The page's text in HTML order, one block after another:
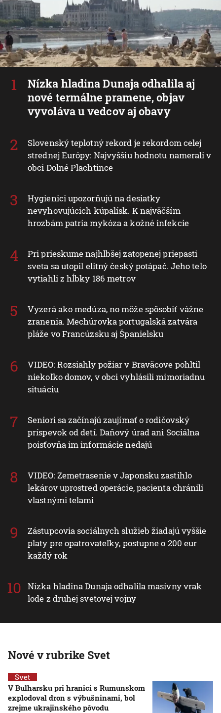
Nízka hladina Dunaja odhalila aj
nové termálne pramene, objav
vyvoláva u vedcov aj obavy
Slovenský teplotný rekord je rekordom celej
strednej Európy: Najvyššiu hodnotu namerali v
obci Dolné Plachtince
Hygienici upozorňujú na desiatky
nevyhovujúcich kúpalísk. K najväčším
hrozbám patria mykóza a kožné infekcie
Pri prieskume najhlbšej zatopenej priepasti
sveta sa utopil elitný český potápač. Jeho telo
vytiahli z hĺbky 186 metrov
Vyzerá ako medúza, no môže spôsobiť vážne
zranenia. Mechúrovka portugalská zatvára
pláže vo Francúzsku aj Španielsku
VIDEO: Rozsiahly požiar v Braväcove pohltil
niekoľko domov, v obci vyhlásili mimoriadnu
situáciu
Seniori sa začínajú zaujímať o rodičovský
príspevok od detí. Daňový úrad ani Sociálna
poisťovňa im informácie nedajú
VIDEO: Zemetrasenie v Japonsku zastihlo
lekárov uprostred operácie, pacienta chránili
vlastnými telami
Zástupcovia sociálnych služieb žiadajú vyššie
platy pre opatrovateľky, postupne o 200 eur
každý rok
Nízka hladina Dunaja odhalila masívny vrak
lode z druhej svetovej vojny
Nové v rubrike Svet
Svet
V Bulharsku pri hranici s Rumunskom
explodoval dron s výbušninami, bol
zrejme ukrajinského pôvodu